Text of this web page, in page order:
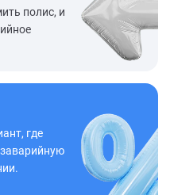
полис, и
где